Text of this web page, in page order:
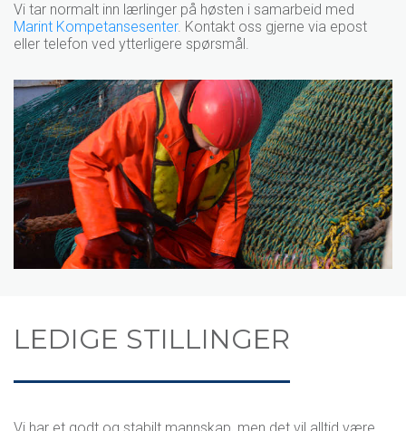
Vi tar normalt inn lærlinger på høsten i samarbeid med
Marint Kompetansesenter. Kontakt oss gjerne via epost
eller telefon ved ytterligere spørsmål.
LEDIGE STILLINGER